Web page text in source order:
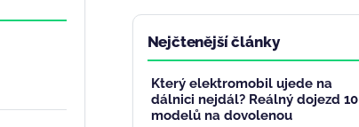
Nejčtenější články
Který elektromobil ujede na
dálnici nejdál? Reálný dojezd 10
modelů na dovolenou